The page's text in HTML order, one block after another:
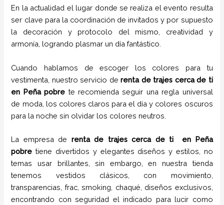
En la actualidad el lugar donde se realiza el evento resulta
ser clave para la coordinación de invitados y por supuesto
la decoración y protocolo del mismo, creatividad y
armonía, logrando plasmar un día fantástico.
Cuando hablamos de escoger los colores para tu
vestimenta, nuestro servicio derenta de trajes cerca de ti
en Peña pobre te recomienda seguir una regla universal
de moda, los colores claros para el día y colores oscuros
para la noche sin olvidar los colores neutros.
La empresa de renta de trajes cerca de ti en Peña
pobre tiene divertidos y elegantes diseños y estilos,
no
temas usar brillantes, sin embargo, en nuestra tienda
tenemos vestidos clásicos, con movimiento,
transparencias, frac, smoking, chaqué, diseños exclusivos,
encontrando con seguridad el indicado para lucir como